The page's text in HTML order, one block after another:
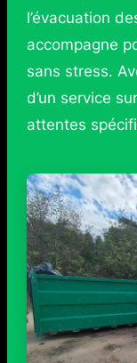
l’évacuation
accompagne
sans stress.
d’un service
attentes